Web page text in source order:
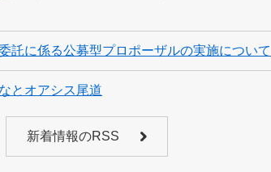
託に係る公募型プロポーザルの実施について
とオアシス尾道
新着情報のRSS